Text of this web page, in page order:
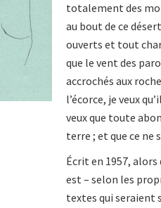
totalement des
au bout de ce
ouverts et tout
que le vent des
accrochés aux
l’écorce, je veux
veux que toute
terre ; et que ce ne
Écrit en 1957,
est – selon les
textes qui seraient